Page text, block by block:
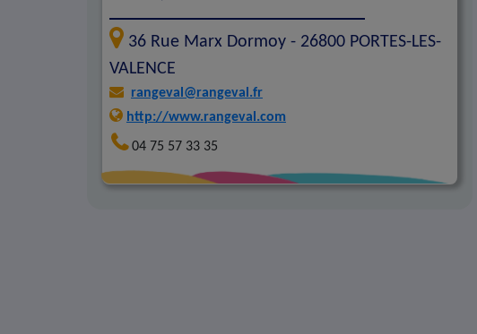
36 Rue Marx Dormoy - 26800 PORTES-LES-
VALENCE
rangeval@rangeval.fr
http://www.rangeval.com
04 75 57 33 35